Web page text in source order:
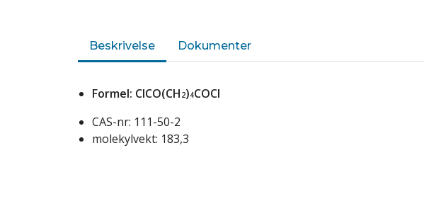
Beskrivelse Dokumenter
Formel: ClCO(CH 2)4COCl
CAS-nr: 111-50-2
molekylvekt: 183,3